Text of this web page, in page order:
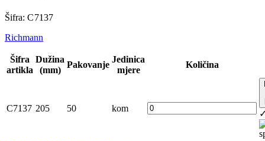
Šifra: C 7137
Richmann
Šifra
artikla
Dužina
(mm)
Pakovanje
Jedinica
mjere
Količina
C7137 205 50 kom